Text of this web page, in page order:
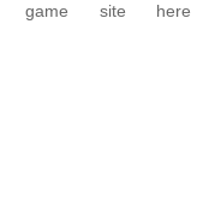
site here